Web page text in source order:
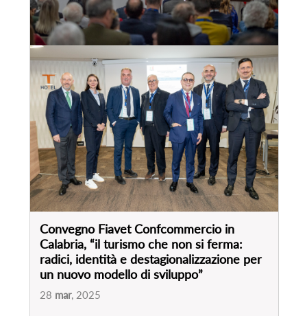
Convegno Fiavet Confcommercio in
Calabria, “il turismo che non si ferma:
radici, identità e destagionalizzazione per
un nuovo modello di sviluppo”
28 mar, 2025